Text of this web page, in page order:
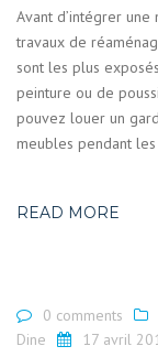
Avant d’intégrer
travaux de
sont les plus
peinture ou de
pouvez louer un
meubles pendant
READ MORE
0 comments
Dine
17 avril